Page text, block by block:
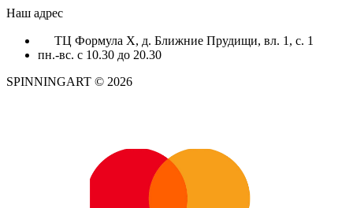
Наш адрес
ТЦ Формула X, д. Ближние Прудищи, вл. 1, с. 1
пн.-вс. с 10.30 до 20.30
SPINNINGART © 2026